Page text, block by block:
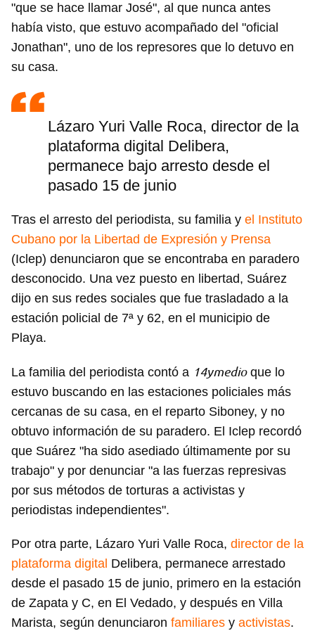
"que se hace llamar José", al que nunca antes
había visto, que estuvo acompañado del "oficial
Jonathan", uno de los represores que lo detuvo en
su casa.
Lázaro Yuri Valle Roca, director de la
plataforma digital Delibera,
permanece bajo arresto desde el
pasado 15 de junio
Tras el arresto del periodista, su familia y el Instituto
Cubano por la Libertad de Expresión y Prensa
(Iclep) denunciaron que se encontraba en paradero
desconocido. Una vez puesto en libertad, Suárez
dijo en sus redes sociales que fue trasladado a la
estación policial de 7ª y 62, en el municipio de
Playa.
La familia del periodista contó a 14ymedioque lo
estuvo buscando en las estaciones policiales más
cercanas de su casa, en el reparto Siboney, y no
obtuvo información de su paradero. El Iclep recordó
que Suárez "ha sido asediado últimamente por su
trabajo" y por denunciar "a las fuerzas represivas
por sus métodos de torturas a activistas y
periodistas independientes".
Por otra parte, Lázaro Yuri Valle Roca, director de la
plataforma digital Delibera, permanece arrestado
desde el pasado 15 de junio, primero en la estación
de Zapata y C, en El Vedado, y después en Villa
Marista, según denunciaron familiares y activistas.